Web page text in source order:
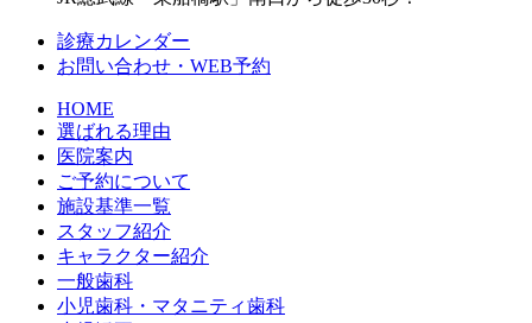
診療カレンダー
お問い合わせ・WEB予約
HOME
選ばれる理由
医院案内
ご予約について
施設基準一覧
スタッフ紹介
キャラクター紹介
一般歯科
小児歯科・マタニティ歯科